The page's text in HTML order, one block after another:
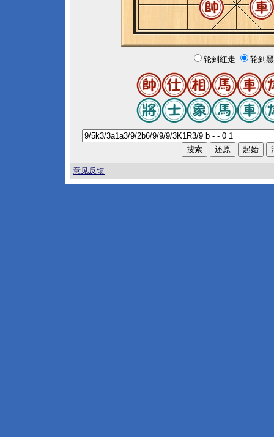
轮到红走 轮到
意见反馈